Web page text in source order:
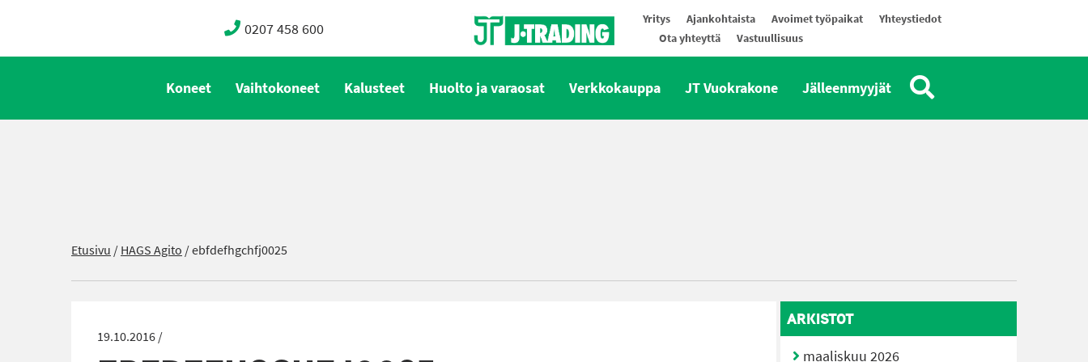
0207 458 600 Yritys Ajankohtaista Avoimet työpaikat
Yhteystiedot
Ota yhteyttä
Vastuullisuus
Koneet Vaihtokoneet Kalusteet Huolto ja varaosat Verkkokauppa JT Vuokrakone Jälleenmyyjät
Etusivu /HAGS Agito /ebfdefhgchfj0025
19.10.2016 /
ARKISTOT
maaliskuu 2026